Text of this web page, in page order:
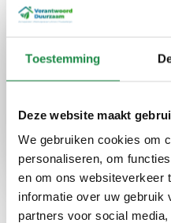
Toestemming
Deze website maakt
We gebruiken cookies om
personaliseren, om
en om ons websiteverkeer
informatie over uw gebruik
partners voor social
energie in
en installaties die uw
optimaliseren en
een focus op kwaliteit
Expertise